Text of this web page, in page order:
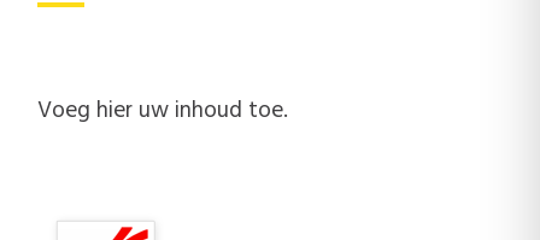
Voeg hier uw inhoud toe.